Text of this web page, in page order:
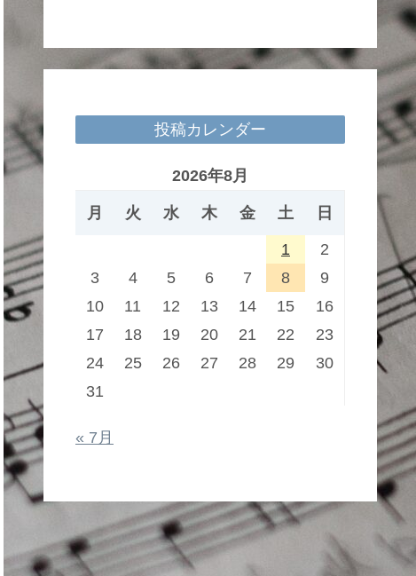
投稿カレンダー
2026年8月
月 火 水 木 金 土 日
1
2
3
4 5 6 7 8
9
10
11 12 13 14 15
16
17
18 19 20 21 22
23
24
25 26 27 28 29
30
31
« 7月